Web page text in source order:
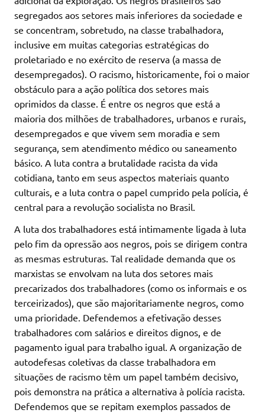
segregados aos setores mais inferiores da sociedade e
se concentram, sobretudo, na classe trabalhadora,
inclusive em muitas categorias estratégicas do
proletariado e no exército de reserva (a massa de
desempregados). O racismo, historicamente, foi o maior
obstáculo para a ação política dos setores mais
oprimidos da classe. É entre os negros que está a
maioria dos milhões de trabalhadores, urbanos e rurais,
desempregados e que vivem sem moradia e sem
segurança, sem atendimento médico ou saneamento
básico. A luta contra a brutalidade racista da vida
cotidiana, tanto em seus aspectos materiais quanto
culturais, e a luta contra o papel cumprido pela polícia, é
central para a revolução socialista no Brasil.
A luta dos trabalhadores está intimamente ligada à luta
pelo fim da opressão aos negros, pois se dirigem contra
as mesmas estruturas. Tal realidade demanda que os
marxistas se envolvam na luta dos setores mais
precarizados dos trabalhadores (como os informais e os
terceirizados), que são majoritariamente negros, como
uma prioridade. Defendemos a efetivação desses
trabalhadores com salários e direitos dignos, e de
pagamento igual para trabalho igual. A organização de
autodefesas coletivas da classe trabalhadora em
situações de racismo têm um papel também decisivo,
pois demonstra na prática a alternativa à polícia racista.
Defendemos que se repitam exemplos passados de